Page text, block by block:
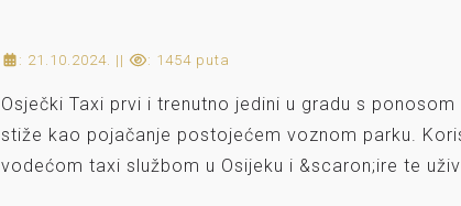
: 21.10.2024. || : 1454 puta
Osječki Taxi prvi i trenutno jedini u gradu s
stiže kao pojačanje postojećem voznom parku.
vodećom taxi službom u Osijeku i &scaron;ire te